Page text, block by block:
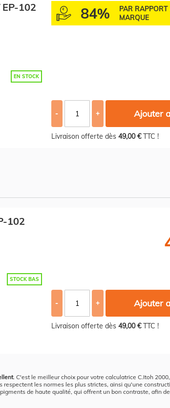
102
EN STOCK
84%
PAR
MARQUE
- + Ajouter
Livraison offerte dès 49,00 €TTC !
102
STOCK BAS
- + Ajouter
Livraison offerte dès 49,00 €TTC !
. C'est le meilleur choix pour votre calculatrice C.Itoh
les normes les plus strictes, ainsi qu'une
de haute qualité, qui offrent un bon contraste, afin